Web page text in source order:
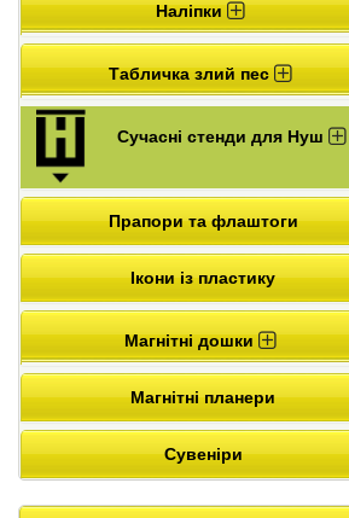
Наліпки
Табличка злий пес
Сучасні стенди для Нуш
Прапори та флаштоги
Ікони із пластику
Магнітні дошки
Магнітні планери
Сувеніри